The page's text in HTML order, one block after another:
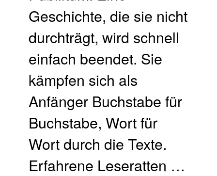
Geschichte, die sie nicht
durchträgt, wird schnell
einfach beendet. Sie
kämpfen sich als
Anfänger Buchstabe für
Buchstabe, Wort für
Wort durch die Texte.
Erfahrene Leseratten …